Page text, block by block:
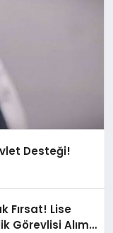
Desteği!
Fırsat! Lise
Görevlisi Alımı